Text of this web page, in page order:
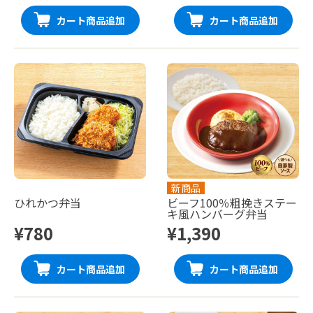
カート商品追加 カート商品追加
ひれかつ弁当
¥780
カート商品追加
新商品
ビーフ100％粗挽きステー
キ風ハンバーグ弁当
¥1,390
カート商品追加